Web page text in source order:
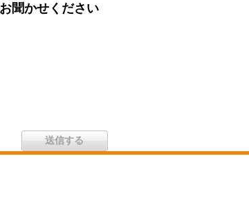
聞かせください